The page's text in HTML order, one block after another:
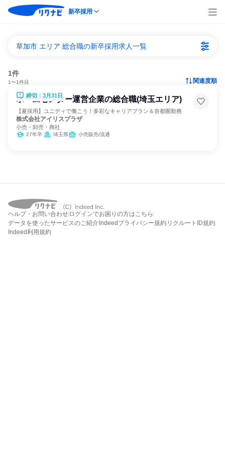
新卒採用
草加市 エリア 総合職の新卒採用求人一覧
1件
1〜1件目 関連度順
締切：3月31日
ホームセンター運営企業の総合職(埼玉エリア)
【夏採用】ユニディで働こう！多彩なキャリアプラン＆首都圏勤務
株式会社アイリスプラザ
小売・卸売・商社
27年卒 埼玉県 小売販売/流通
ヘルプ・お問い合わせ ログインでお困りの方はこちら
データを使ったサービスのご紹介 Indeedプライバシー規約 リクルートID規約
Indeed利用規約